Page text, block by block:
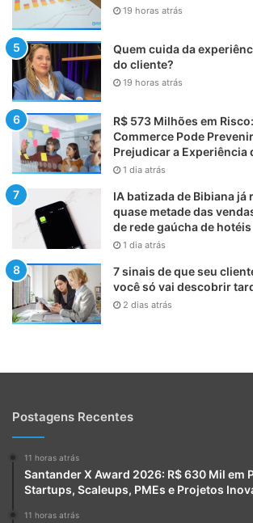
19 horas atrás
Quem cuida da
do cliente?
19 horas atrás
R$ 573 Milhões em
Commerce Pode
Prejudicar a Experiência
1 dia atrás
IA batizada de Bibiana já
quase metade das
de rede gaúcha de hotéis
1 dia atrás
7 sinais de que seu
você só vai descobrir
2 dias atrás
Postagens Recentes
11 horas atrás
Santander X Award 2026: R$ 630 Mil em
Startups, Scaleups, PMEs e Projetos
11 horas atrás